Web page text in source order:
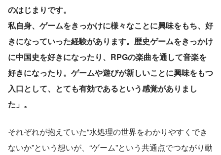
のはじまりです。
私自身、ゲームをきっかけに様々なことに興味をもち、好
きになっていった経験があります。歴史ゲームをきっかけ
に中国史を好きになったり、RPGの楽曲を通して音楽を
好きになったり。ゲームや遊びが新しいことに興味をもつ
入口として、とても有効であるという感覚がありまし
た」。
それぞれが抱えていた“水処理の世界をわかりやすくでき
ないか”という想いが、“ゲーム”という共通点でつながり動